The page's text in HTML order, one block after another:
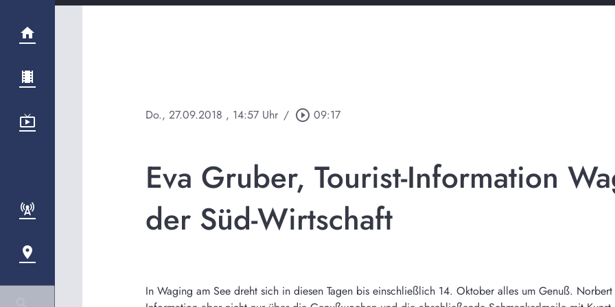
Do., 27.09.2018 , 14:57 Uhr / play_circle_outline 09:17
Eva Gruber, Tourist-Information
der Süd-Wirtschaft
In Waging am See dreht sich in diesen Tagen bis einschließlich 14. Oktober alles um Genuß.